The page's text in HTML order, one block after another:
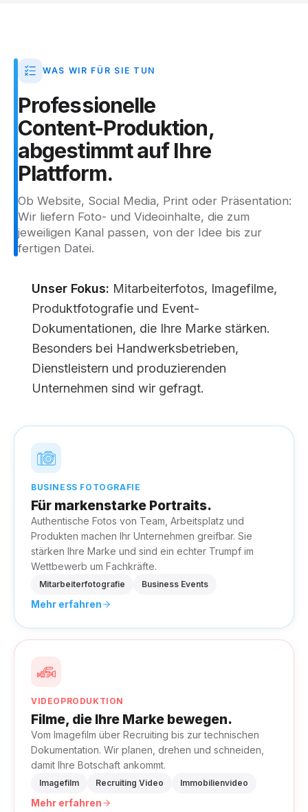
WAS WIR FÜR SIE TUN
Professionelle
Content-Produktion,
abgestimmtauf Ihre
Plattform.
Ob Website, Social Media, Print oder Präsentation:
Wir liefern Foto- und Videoinhalte, die zum
jeweiligen Kanal passen, von der Idee bis zur
fertigen Datei.
Unser Fokus: Mitarbeiterfotos, Imagefilme,
Produktfotografie und Event-
Dokumentationen, die Ihre Marke stärken.
Besonders bei Handwerksbetrieben,
Dienstleistern und produzierenden
Unternehmen sind wir gefragt.
BUSINESS FOTOGRAFIE
Für markenstarke Portraits.
Authentische Fotos von Team, Arbeitsplatz und
Produkten machen Ihr Unternehmen greifbar. Sie
stärken Ihre Marke und sind ein echter Trumpf im
Wettbewerb um Fachkräfte.
Mitarbeiterfotografie Business Events
Mehr erfahren
VIDEOPRODUKTION
Filme, die Ihre Marke bewegen.
Vom Imagefilm über Recruiting bis zur technischen
Dokumentation. Wir planen, drehen und schneiden,
damit Ihre Botschaft ankommt.
Imagefilm Recruiting Video Immobilienvideo
Mehr erfahren